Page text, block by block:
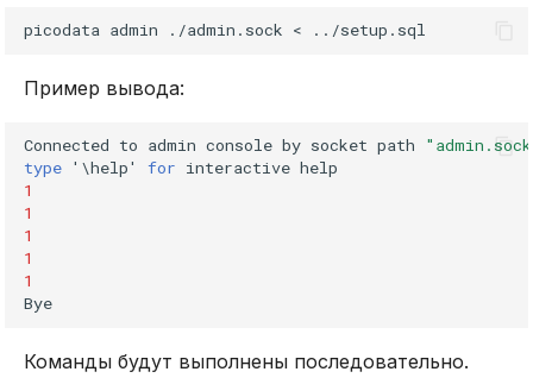
picodata admin ./admin.sock <
Пример вывода:
Connected to admin console by socket path
type '\help' for interactive help
1
1
1
1
1
Bye
Команды будут выполнены последовательно.